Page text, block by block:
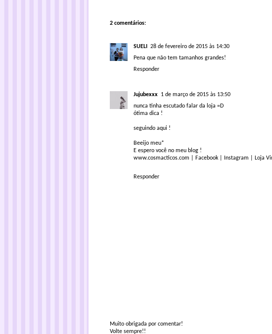
2 comentários:
SUELI
28 de fevereiro de 2015 às 14:30
Pena que não tem tamanhos grandes!
Responder
Jujubexxx 1 de março de 2015 às 13:50
nunca tinha escutado falar da loja =D
ótima dica !
seguindo aqui !
Beeijo meu*
E espero você no meu blog !
www.cosmacticos.com
Facebook Instagram Loja
Responder
Muito obrigada por comentar!
Volte sempre!!